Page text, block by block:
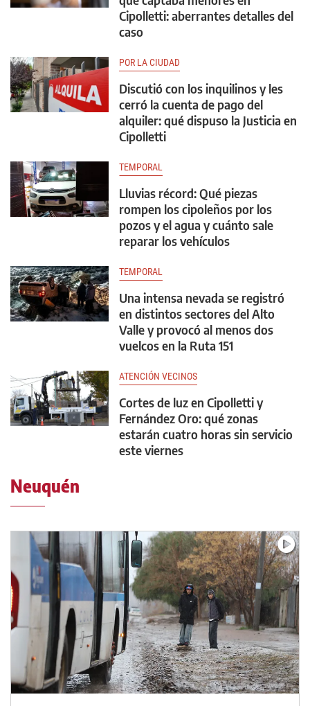
Cipolletti: aberrantes detalles del
caso
POR LA CIUDAD
Discutió con los inquilinos y les
cerró la cuenta de pago del
alquiler: qué dispuso la Justicia en
Cipolletti
TEMPORAL
Lluvias récord: Qué piezas
rompen los cipoleños por los
pozos y el agua y cuánto sale
reparar los vehículos
TEMPORAL
Una intensa nevada se registró
en distintos sectores del Alto
Valle y provocó al menos dos
vuelcos en la Ruta 151
ATENCIÓN VECINOS
Cortes de luz en Cipolletti y
Fernández Oro: qué zonas
estarán cuatro horas sin servicio
este viernes
Neuquén